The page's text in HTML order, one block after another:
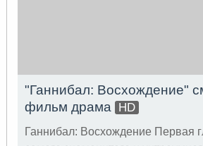
"Ганнибал: Восхождение"
фильм драма
HD
Ганнибал: Восхождение Первая